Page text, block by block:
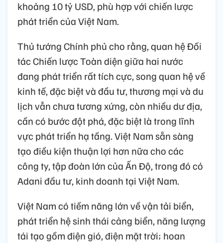
khoảng 10 tỷ USD, phù hợp với chiến lược
phát triển của Việt Nam.
Thủ tướng Chính phủ cho rằng, quan hệ Đối
tác Chiến lược Toàn diện giữa hai nước
đang phát triển rất tích cực, song quan hệ về
kinh tế, đặc biệt và đầu tư, thương mại và du
lịch vẫn chưa tương xứng, còn nhiều dư địa,
cần có bước đột phá, đặc biệt là trong lĩnh
vực phát triển hạ tầng. Việt Nam sẵn sàng
tạo điều kiện thuận lợi hơn nữa cho các
công ty, tập đoàn lớn của Ấn Độ, trong đó có
Adani đầu tư, kinh doanh tại Việt Nam.
Việt Nam có tiềm năng lớn về vận tải biển,
phát triển hệ sinh thái cảng biển, năng lượng
tái tạo gồm điện gió, điện mặt trời; hoan